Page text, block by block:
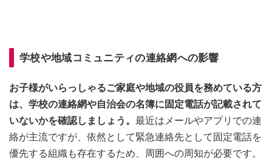
学校や地域コミュニティの連絡網への影響
お子様がいらっしゃるご家庭や地域の役員を務めている方
は、学校の連絡網や自治会の名簿に固定電話が記載されて
いないかを確認しましょう。 最近はメールやアプリでの連
絡が主流ですが、依然として緊急連絡先として固定電話を
優先する組織も存在するため、周囲への周知が必要です。